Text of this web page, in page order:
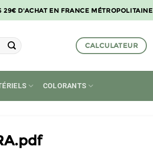
29€ D'ACHAT EN FRANCE MÉTROPOLITAINE
CALCULATEUR
COLORANTS